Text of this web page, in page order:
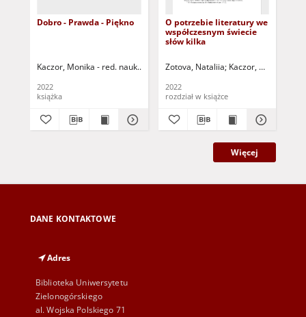
Dobro - Prawda - Piękno
Kaczor, Monika - red. nauk. Kładoczny, Piotr - red. nauk.
2022
książka
O potrzebie literatury we
współczesnym świecie
słów kilka
Zotova, Nataliia Kaczor, Monika -
2022
rozdział w książce
Więcej
DANE KONTAKTOWE
Adres
Biblioteka Uniwersytetu
Zielonogórskiego
al. Wojska Polskiego 71